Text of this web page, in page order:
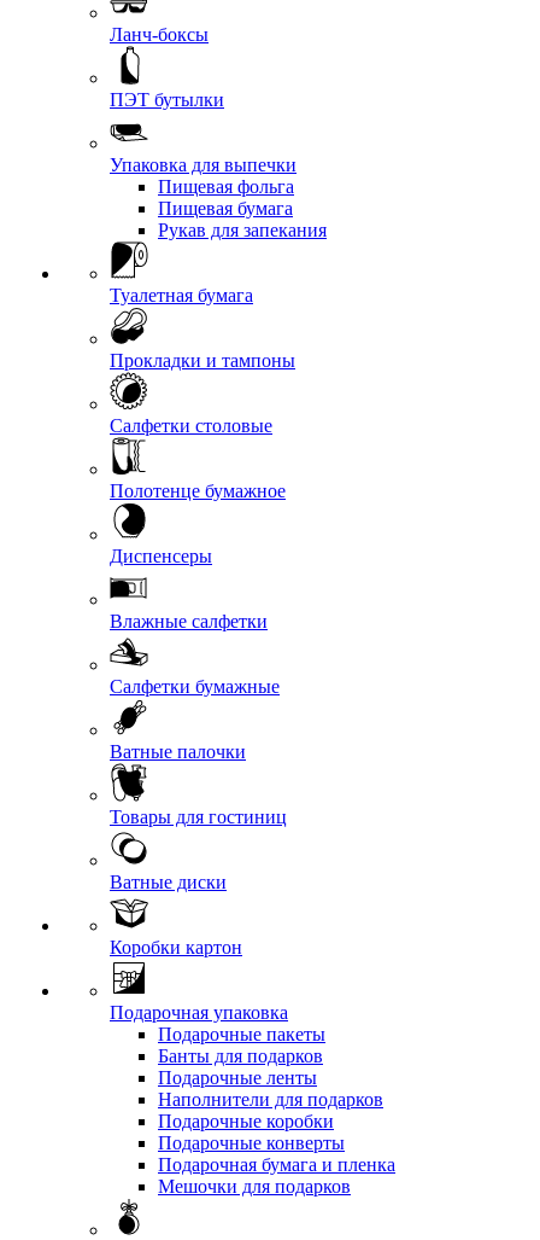
Ланч-боксы
ПЭТ бутылки
Упаковка для выпечки
Пищевая фольга
Пищевая бумага
Рукав для запекания
Туалетная бумага
Прокладки и тампоны
Салфетки столовые
Полотенце бумажное
Диспенсеры
Влажные салфетки
Салфетки бумажные
Ватные палочки
Товары для гостиниц
Ватные диски
Коробки картон
Подарочная упаковка
Подарочные пакеты
Банты для подарков
Подарочные ленты
Наполнители для подарков
Подарочные коробки
Подарочные конверты
Подарочная бумага и пленка
Мешочки для подарков